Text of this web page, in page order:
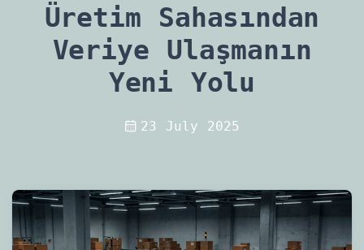
Üretim Sahasından
Veriye Ulaşmanın
Yeni Yolu
23 July 2025